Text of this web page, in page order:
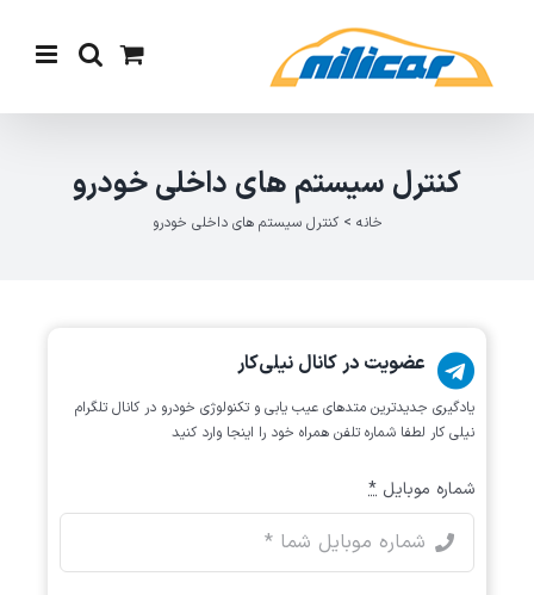
content
کنترل سیستم های داخلی خودرو
خانه >کنترل سیستم های داخلی خودرو
عضویت در کانال نیلی‌کار
یادگیری جدیدترین متد‌های عیب یابی‌ و تکنولوژی خودرو در کانال تلگرام
نیلی کار لطفا شماره تلفن همراه خود را اینجا وارد کنید
شماره موبایل *